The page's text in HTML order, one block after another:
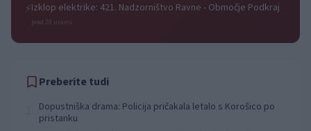
⚡Izklop elektrike: 421. Nadzorništvo Ravne - Območje Podkraj
pred 20 urami
Preberite tudi
Dopustniška drama: Policija pričakala letalo s Korošico po
pristanku